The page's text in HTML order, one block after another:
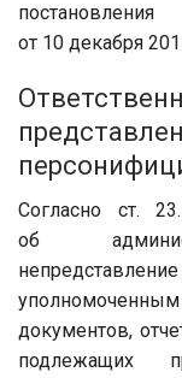
от 10 декабря
Согласно ст.
об
документов,
подлежащих